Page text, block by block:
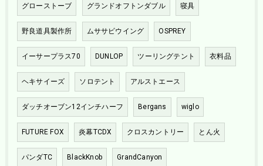
グローストーブ グランドオフトンダブル 寝具
野良道具製作所 ムササビウイング OSPREY
イーサープラス70 DUNLOP ツーリングテント 衣料品
ヘキサイーズ ソロテント アルストエース
ダッチオーブン12インチハーフ Bergans wiglo
FUTURE FOX 炎幕TCDX クロスカントリー とん火
パンダTC BlackKnob GrandCanyon